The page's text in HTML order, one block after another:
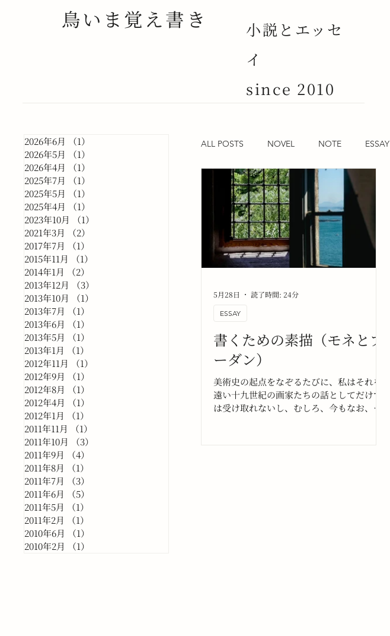
鳥いま覚え書き
小説とエッセ
イ
since 2010
2026年6月 （1）
2026年5月
（1）
2026年4月
（1）
2025年7月
（1）
2025年5月
（1）
2025年4月
（1）
2023年10月
（1）
2021年3月
（2）
2017年7月
（1）
2015年11月
（1）
2014年1月
（2）
2013年12月
（3）
2013年10月
（1）
2013年7月
（1）
2013年6月
（1）
2013年5月
（1）
2013年1月
（1）
2012年11月
（1）
2012年9月
（1）
2012年8月
（1）
2012年4月
（1）
2012年1月
（1）
2011年11月
（1）
2011年10月
（3）
2011年9月
（4）
2011年8月
（1）
2011年7月
（3）
2011年6月
（5）
2011年5月
（1）
2011年2月
（1）
2010年6月
（1）
2010年2月
（1）
ALL POSTS NOVEL NOTE ESSAY
書くための素描（モネとブ
ーダン）
美術史の起点をなぞるたびに、私はそれを
遠い十九世紀の画家たちの話としてだけで
は受け取れないし、むしろ、今もなお、こ
ESSAY
5月28日 読了時間: 24分